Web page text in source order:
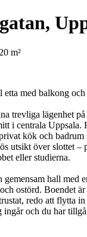
m²
etta med balkong
trevliga lägenhet
i centrala Uppsala.
kök och badrum
utsikt över slottet –
eller studierna.
gemensam hall med
ostörd. Boendet
redo att flytta
ingår och du har